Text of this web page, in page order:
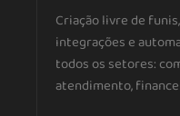
Criação livre de
integrações e
todos os setores:
atendimento,